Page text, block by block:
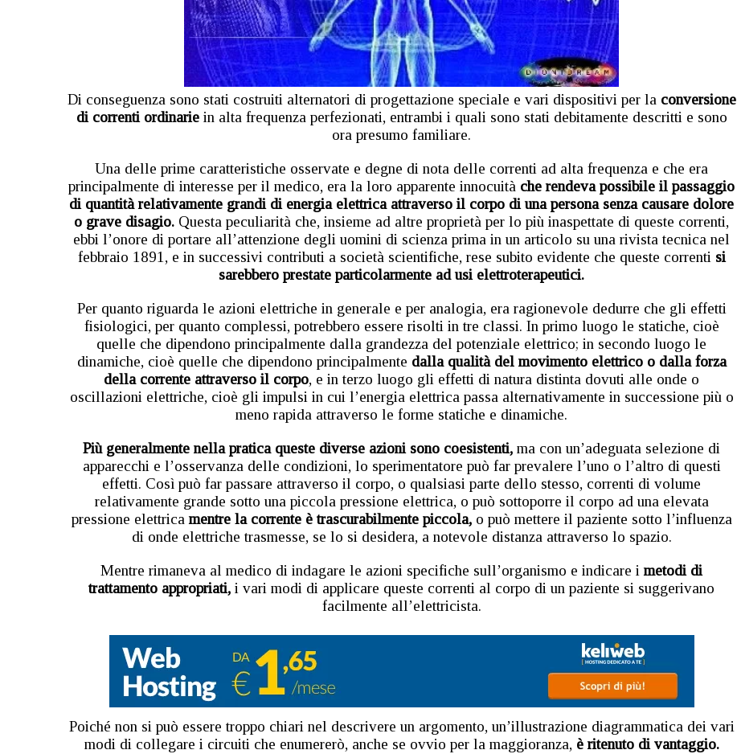
Di conseguenza sono stati costruiti alternatori di progettazione speciale e vari dispositivi per la conversione
di correnti ordinariein alta frequenza perfezionati, entrambi i quali sono stati debitamente descritti e sono
ora presumo familiare.
Una delle prime caratteristiche osservate e degne di nota delle correnti ad alta frequenza e che era
principalmente di interesse per il medico, era la loro apparente innocuità che rendeva possibile il passaggio
di quantità relativamente grandi di energia elettrica attraverso il corpo di una persona senza causare dolore
o grave disagio. Questa peculiarità che, insieme ad altre proprietà per lo più inaspettate di queste correnti,
ebbi l’onore di portare all’attenzione degli uomini di scienza prima in un articolo su una rivista tecnica nel
febbraio 1891, e in successivi contributi a società scientifiche, rese subito evidente che queste correnti si
sarebbero prestate particolarmente ad usi elettroterapeutici.
Per quanto riguarda le azioni elettriche in generale e per analogia, era ragionevole dedurre che gli effetti
fisiologici, per quanto complessi, potrebbero essere risolti in tre classi. In primo luogo le statiche, cioè
quelle che dipendono principalmente dalla grandezza del potenziale elettrico; in secondo luogo le
dinamiche, cioè quelle che dipendono principalmente dalla qualità del movimento elettrico o dalla forza
della corrente attraverso il corpo, e in terzo luogo gli effetti di natura distinta dovuti alle onde o
oscillazioni elettriche, cioè gli impulsi in cui l’energia elettrica passa alternativamente in successione più o
meno rapida attraverso le forme statiche e dinamiche.
Più generalmente nella pratica queste diverse azioni sono coesistenti, ma con un’adeguata selezione di
apparecchi e l’osservanza delle condizioni, lo sperimentatore può far prevalere l’uno o l’altro di questi
effetti. Così può far passare attraverso il corpo, o qualsiasi parte dello stesso, correnti di volume
relativamente grande sotto una piccola pressione elettrica, o può sottoporre il corpo ad una elevata
pressione elettrica mentre la corrente è trascurabilmente piccola,o può mettere il paziente sotto l’influenza
di onde elettriche trasmesse, se lo si desidera, a notevole distanza attraverso lo spazio.
Mentre rimaneva al medico di indagare le azioni specifiche sull’organismo e indicare i metodi di
trattamento appropriati, i vari modi di applicare queste correnti al corpo di un paziente si suggerivano
facilmente all’elettricista.
Poiché non si può essere troppo chiari nel descrivere un argomento, un’illustrazione diagrammatica dei vari
modi di collegare i circuiti che enumererò, anche se ovvio per la maggioranza, è ritenuto di vantaggio.